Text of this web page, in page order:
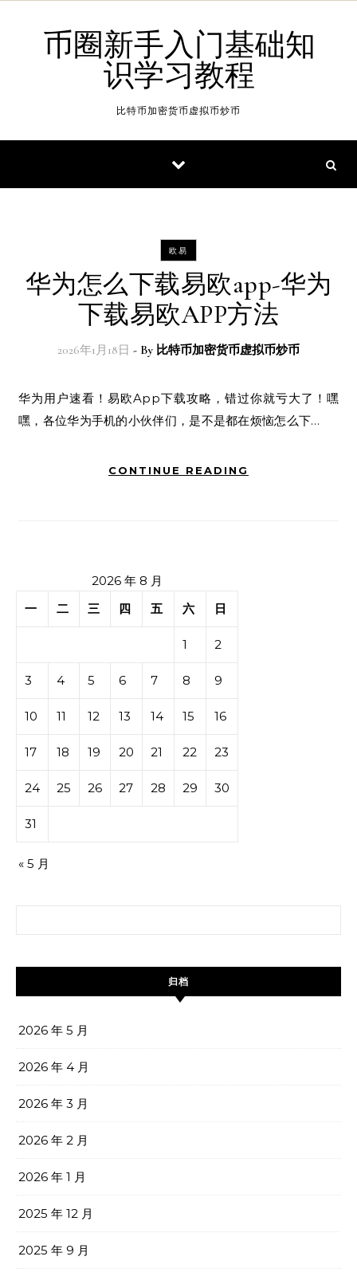
币圈新手入门基础知
识学习教程
比特币加密货币虚拟币炒币
欧易
华为怎么下载易欧app-华为
下载易欧APP方法
2026年1月18日 - By 比特币加密货币虚拟币炒币
华为用户速看！易欧App下载攻略，错过你就亏大了！嘿
嘿，各位华为手机的小伙伴们，是不是都在烦恼怎么下…
CONTINUE READING
2026 年 8 月
一
二 三 四 五 六 日
1 2
3 4 5 6 7 8 9
10 11 12 13 14 15 16
17 18 19 20 21 22 23
24 25 26 27 28 29 30
31
« 5 月
归档
2026 年 5 月
2026 年 4 月
2026 年 3 月
2026 年 2 月
2026 年 1 月
2025 年 12 月
2025 年 9 月